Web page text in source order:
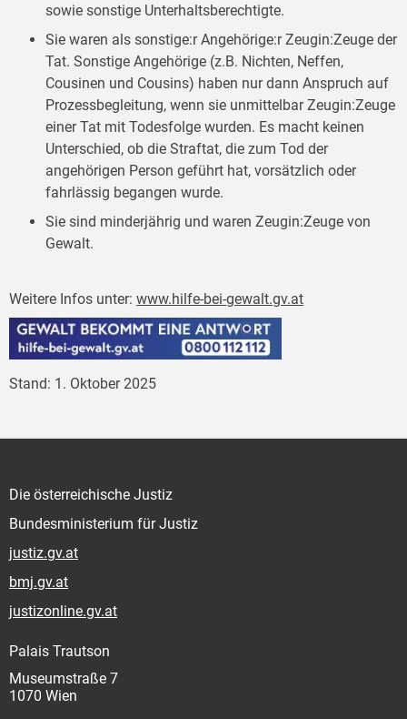
sowie sonstige Unterhaltsberechtigte.
Sie waren als sonstige:r Angehörige:r Zeugin:Zeuge der
Tat. Sonstige Angehörige (z.B. Nichten, Neffen,
Cousinen und Cousins) haben nur dann Anspruch auf
Prozessbegleitung, wenn sie unmittelbar Zeugin:Zeuge
einer Tat mit Todesfolge wurden. Es macht keinen
Unterschied, ob die Straftat, die zum Tod der
angehörigen Person geführt hat, vorsätzlich oder
fahrlässig begangen wurde.
Sie sind minderjährig und waren Zeugin:Zeuge von
Gewalt.
Weitere Infos unter: www.hilfe-bei-gewalt.gv.at
Stand: 1. Oktober 2025
Die österreichische Justiz
Bundesministerium für Justiz
justiz.gv.at
bmj.gv.at
justizonline.gv.at
Palais Trautson
Museumstraße 7
1070 Wien